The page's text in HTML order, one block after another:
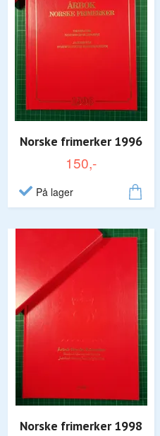
Norske frimerker 1996
150,-
På lager
Norske frimerker 1998